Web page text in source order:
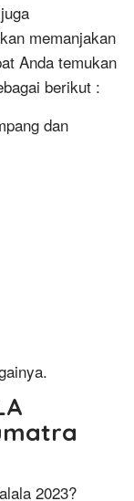
memanjakan
Anda temukan
berikut :
dan
2023?